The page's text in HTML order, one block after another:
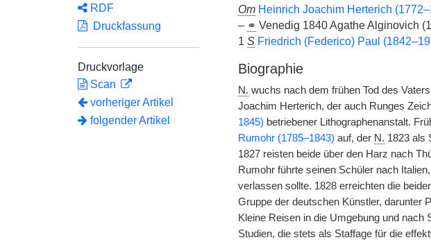
RDF
Druckfassung
Druckvorlage
Scan
vorheriger Artikel
folgender Artikel
Om Heinrich Joachim Herterich
– ⚭ Venedig 1840 Agathe Alginovich
1 S Friedrich (Federico) Paul
Biographie
N. wuchs nach dem frühen Tod des
Joachim Herterich, der auch Runges
1845) betriebener Lithographenanstalt.
Rumohr (1785–1843) auf, der N. 1823 als
1827 reisten beide über den Harz nach
Rumohr führte seinen Schüler| nach
verlassen sollte. 1828 erreichten die
Gruppe der deutschen Künstler, darunter
Kleine Reisen in die Umgebung und nach
Studien, die stets als Staffage für die